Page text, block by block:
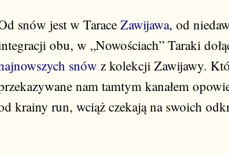
snów jest w Tarace Zawijawa, od
obu, w „Nowościach” Taraki
snów z kolekcji Zawijawy.
nam tamtym kanałem
krainy run, wciąż czekają na swoich